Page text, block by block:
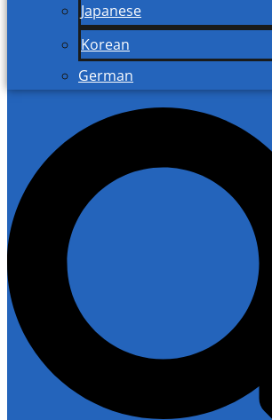
Japanese
Korean
German